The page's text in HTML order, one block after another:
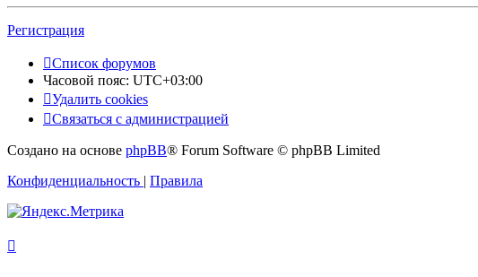
Регистрация
Список форумов
Часовой пояс: UTC+03:00
Удалить cookies
Связаться с администрацией
Создано на основе phpBB® Forum Software © phpBB Limited
Конфиденциальность | Правила